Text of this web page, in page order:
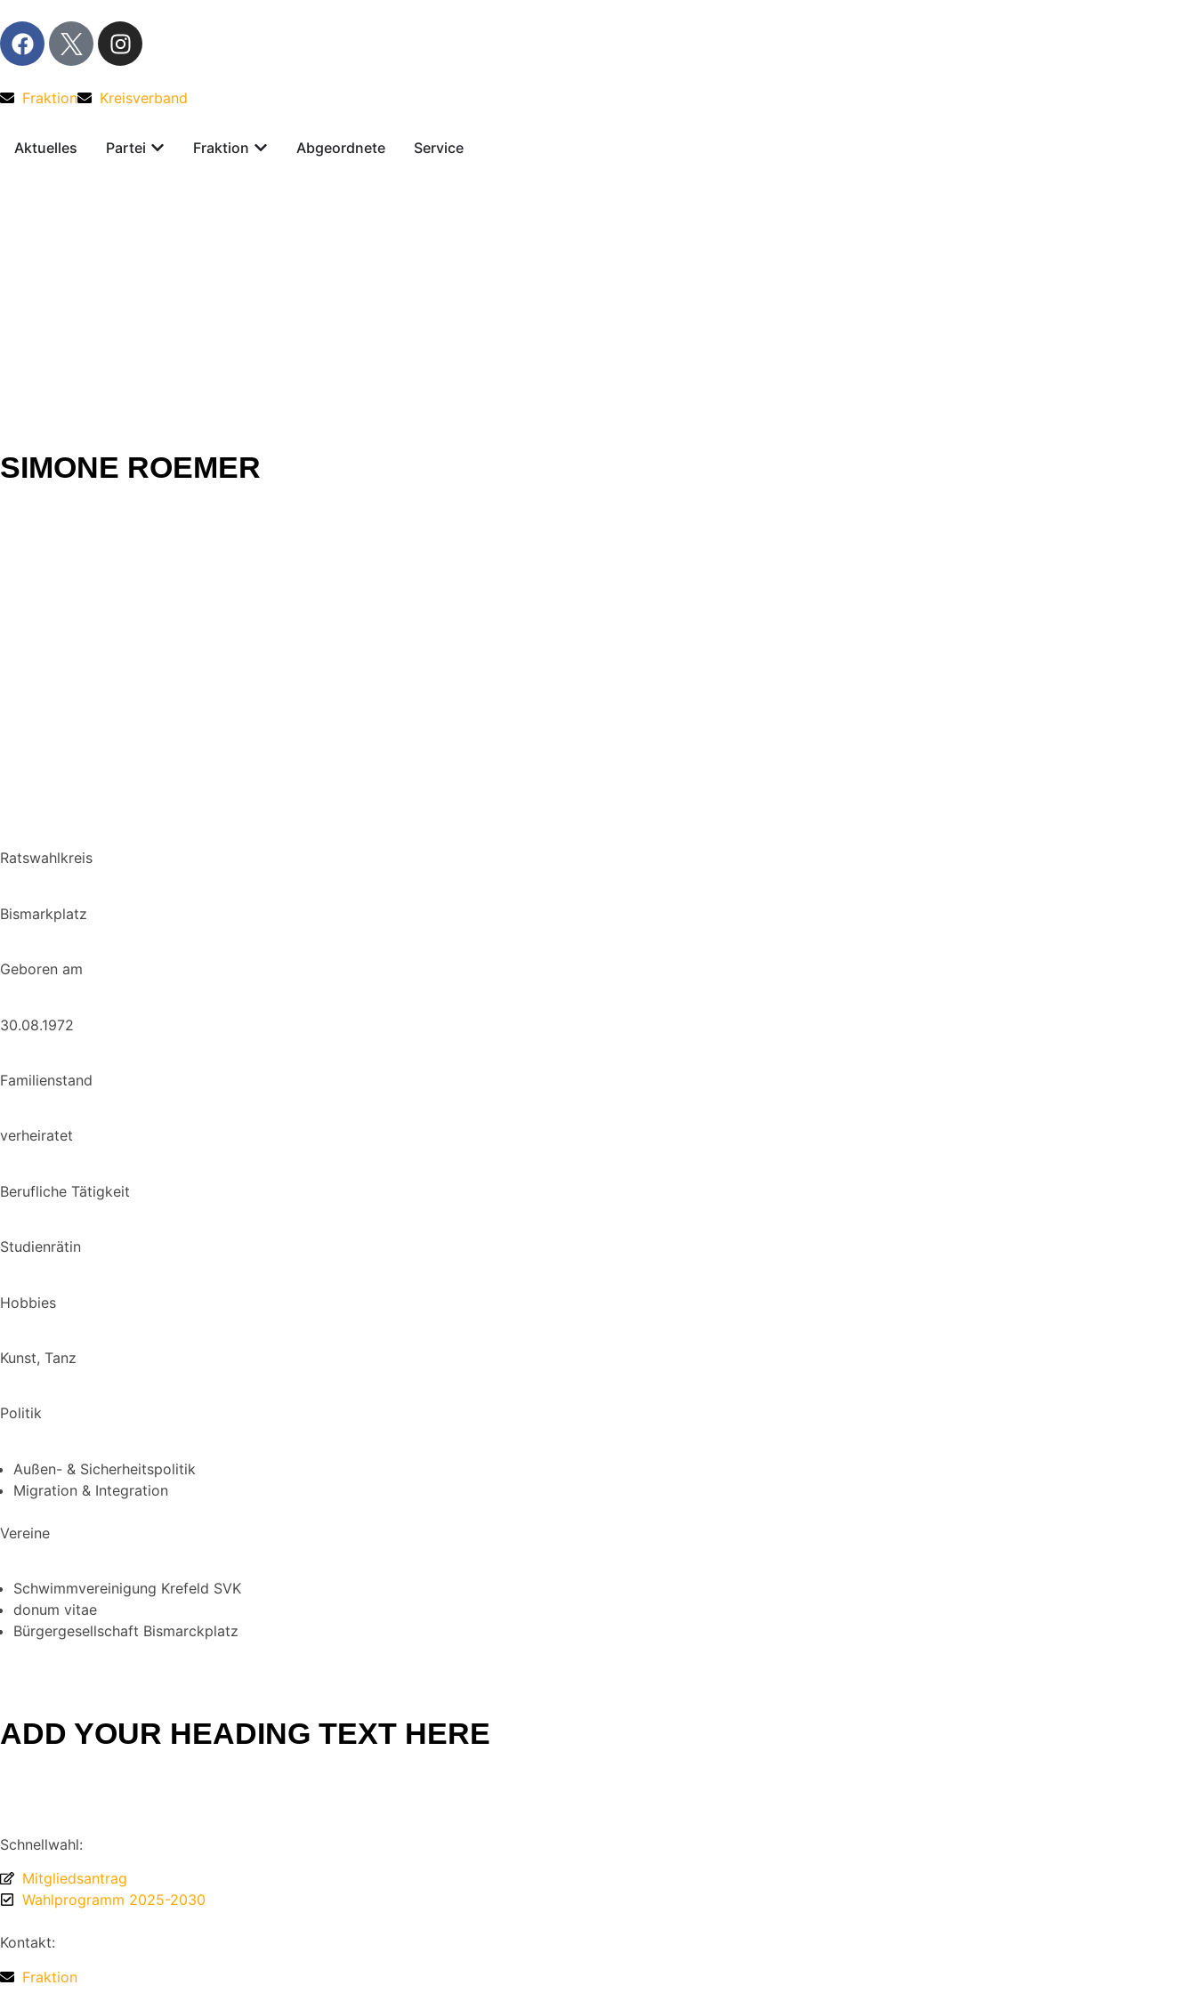
Fraktion Kreisverband
Aktuelles Partei Fraktion Abgeordnete Service
SIMONE ROEMER
Ratswahlkreis
Bismarkplatz
Geboren am
30.08.1972
Familienstand
verheiratet
Berufliche Tätigkeit
Studienrätin
Hobbies
Kunst, Tanz
Politik
Außen- & Sicherheitspolitik
Migration & Integration
Vereine
Schwimmvereinigung Krefeld SVK
donum vitae
Bürgergesellschaft Bismarckplatz
ADD YOUR HEADING TEXT HERE
Schnellwahl:
Mitgliedsantrag
Wahlprogramm 2025-2030
Kontakt:
Fraktion